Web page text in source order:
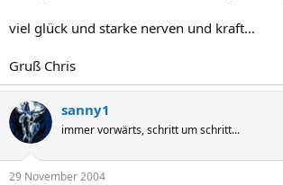
viel glück und starke nerven und kraft...
Gruß Chris
sanny1
immer vorwärts, schritt um schritt...
29 November 2004